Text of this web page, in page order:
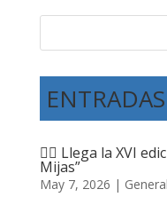
🤸‍♀️ Llega la XVI
Mijas”
May 7, 2026 | General